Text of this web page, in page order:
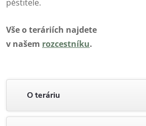
pěstitele.
Vše o teráriích najdete
v našem rozcestníku.
O teráriu